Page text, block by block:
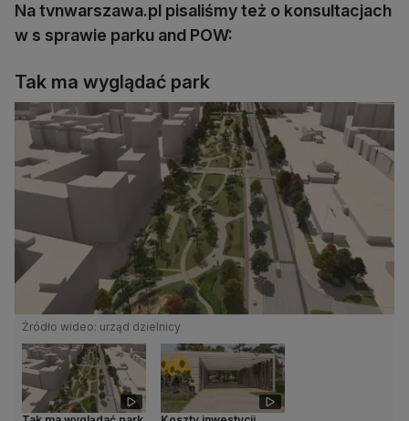
Na tvnwarszawa.pl pisaliśmy też o konsultacjach
w s sprawie parku and POW:
Tak ma wyglądać park
Źródło wideo: urząd dzielnicy